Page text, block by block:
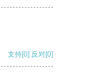
支持[0] 反对[0]